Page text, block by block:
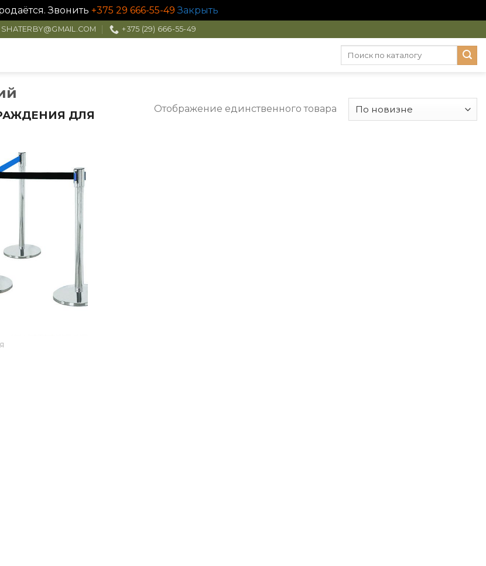
Звонить +375 29 666-55-49 Закрыть
SHATERBY@GMAIL.COM +375 (29) 666-55-49
ДЛЯ
Отображение единственного товара